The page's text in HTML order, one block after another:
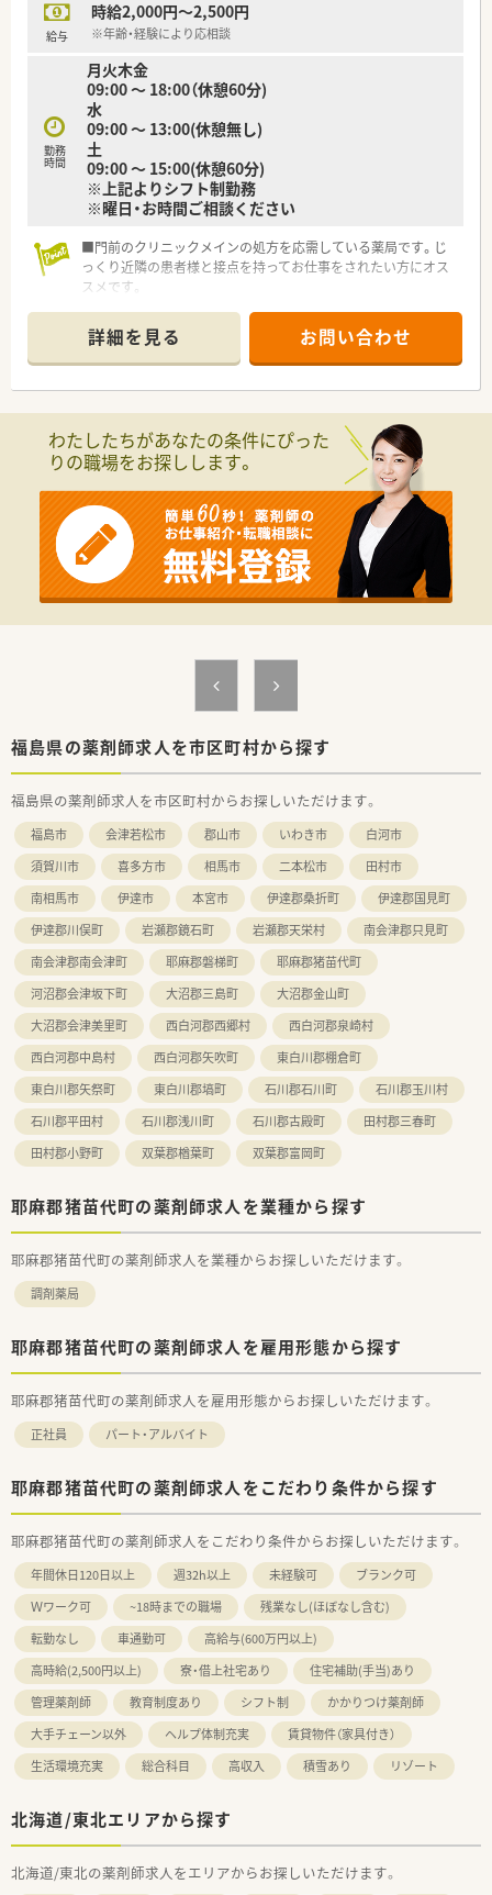
給与
時給2,000円～2,500円
※年齢・経験により応相談
勤務
時間
月火木金
09:00 ～ 18:00（休憩60分)
水
09:00 ～ 13:00(休憩無し)
土
09:00 ～ 15:00(休憩60分)
※上記よりシフト制勤務
※曜日・お時間ご相談ください
■門前のクリニックメインの処方を応需している薬局です。じ
っくり近隣の患者様と接点を持ってお仕事をされたい方にオス
スメです。
安心です。曜日やお時間をご都合に合わせてご相談ください。
■時給相談もOK！年齢や経験を考慮し、ご希望の条件に近づくよ
う担当のコンサルティングがしっかり交渉いたします。
■猪苗代ICからお車5分、猪苗代駅からも徒歩圏内のアクセスで
■常勤の方を中心に店舗運営をしており、ブランクのある方・子
育て世代の方含め幅広い勤務の相談が出来る薬局です。まずは
≪薬局について≫
東北地方に13店舗展開の宮城県に本社がある企業のグループ会
社です。
こちらの店舗は、設立後間もなく開局した薬局さんで、開局から
20年弱、患者様としっかり向き合う姿勢を大切に運営しておら
れます。
指導に取組める環境があります。
詳細を見る お問い合わせ
わたしたちがあなたの条件にぴった
りの職場をお探しします。
福島県の薬剤師求人を市区町村から探す
福島県の薬剤師求人を市区町村からお探しいただけます。
福島市 会津若松市 郡山市 いわき市
白河市
須賀川市
喜多方市 相馬市 二本松市
田村市
南相馬市
伊達市 本宮市 伊達郡桑折町
伊達郡国見町
伊達郡川俣町
岩瀬郡鏡石町 岩瀬郡天栄村
南会津郡只見町
南会津郡南会津町
耶麻郡磐梯町
耶麻郡猪苗代町
河沼郡会津坂下町
大沼郡三島町
大沼郡金山町
大沼郡会津美里町
西白河郡西郷村
西白河郡泉崎村
西白河郡中島村
西白河郡矢吹町
東白川郡棚倉町
東白川郡矢祭町
東白川郡塙町 石川郡石川町
石川郡玉川村
石川郡平田村
石川郡浅川町 石川郡古殿町
田村郡三春町
田村郡小野町
双葉郡楢葉町 双葉郡富岡町
耶麻郡猪苗代町の薬剤師求人を業種から探す
耶麻郡猪苗代町の薬剤師求人を業種からお探しいただけます。
調剤薬局
耶麻郡猪苗代町の薬剤師求人を雇用形態から探す
耶麻郡猪苗代町の薬剤師求人を雇用形態からお探しいただけます。
正社員 パート・アルバイト
耶麻郡猪苗代町の薬剤師求人をこだわり条件から探す
耶麻郡猪苗代町の薬剤師求人をこだわり条件からお探しいただけます。
年間休日120日以上 週32h以上 未経験可
ブランク可
Ｗワーク可
~18時までの職場
残業なし(ほぼなし含む)
転勤なし
車通勤可
高給与(600万円以上)
高時給(2,500円以上)
寮・借上社宅あり
住宅補助(手当)あり
管理薬剤師
教育制度あり シフト制
かかりつけ薬剤師
大手チェーン以外
ヘルプ体制充実
賃貸物件（家具付き）
生活環境充実
総合科目 高収入 積雪あり リゾート
北海道/東北エリアから探す
北海道/東北の薬剤師求人をエリアからお探しいただけます。